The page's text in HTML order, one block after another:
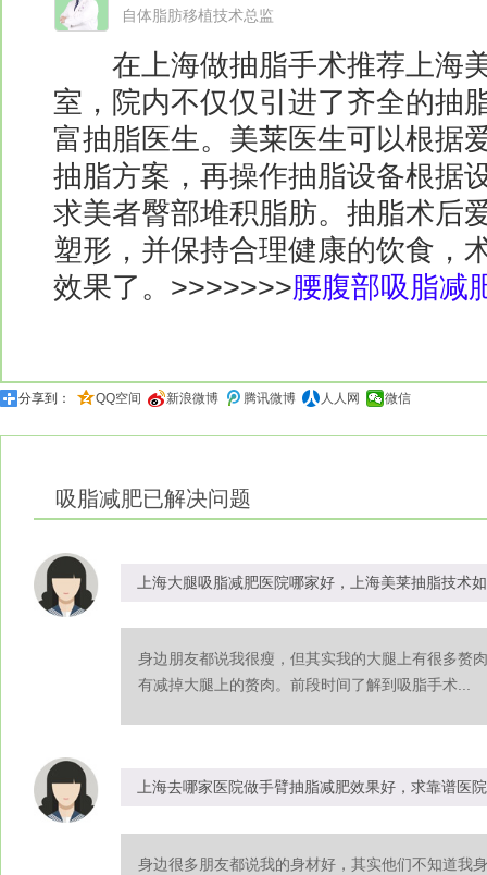
自体脂肪移植技术总监
在上海做抽脂手术推荐上海
室，院内不仅仅引进了齐全的抽
富抽脂医生。美莱医生可以根据
抽脂方案，再操作抽脂设备根据
求美者臀部堆积脂肪。抽脂术后
塑形，并保持合理健康的饮食，
效果了。>>>>>>>腰腹部吸脂减
分享到： QQ空间 新浪微博 腾讯微博 人人网 微信
吸脂减肥已解决问题
上海大腿吸脂减肥医院哪家好，上海美莱抽脂技术
身边朋友都说我很瘦，但其实我的大腿上有很多赘
有减掉大腿上的赘肉。前段时间了解到吸脂手术...
上海去哪家医院做手臂抽脂减肥效果好，求靠谱医
身边很多朋友都说我的身材好，其实他们不知道我